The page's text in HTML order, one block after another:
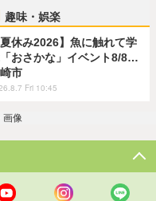
趣味・娯楽
夏休み2026】魚に触れて学
おさかな」イベント8/8…
市
Fri 10:45
画像